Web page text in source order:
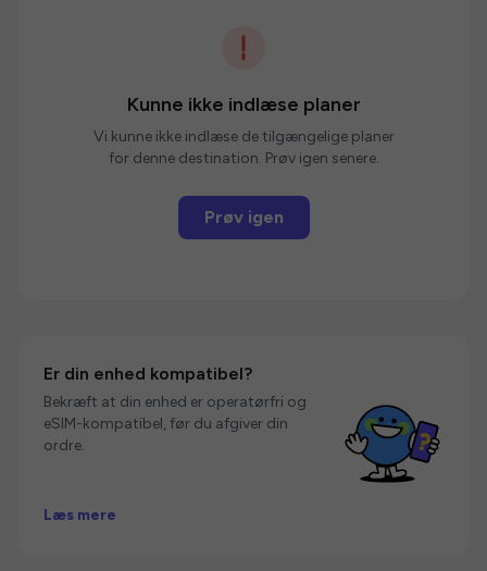
Kunne ikke indlæse planer
Vi kunne ikke indlæse de tilgængelige planer
for denne destination. Prøv igen senere.
Prøv igen
Er din enhed kompatibel?
Bekræft at din enhed er operatørfri og
eSIM-kompatibel, før du afgiver din
ordre.
Læs mere